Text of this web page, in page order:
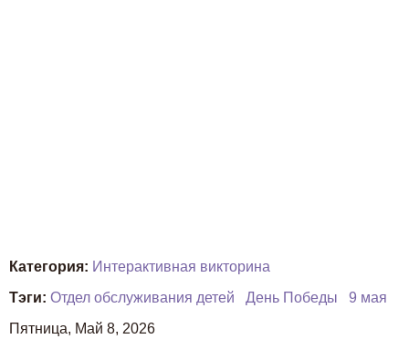
Категория: Интерактивная викторина
Тэги: Отдел обслуживания детей День Победы
9 мая
Пятница, Май 8, 2026